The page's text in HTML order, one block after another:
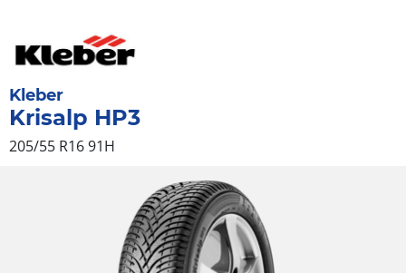
Kleber
Krisalp HP3
205/55 R16 91H